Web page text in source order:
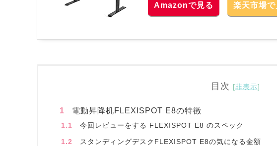
Amazon 楽天市場
目次 [非表示]
1 電動昇降机FLEXISPOT E8の特徴
1.1 今回レビューをする FLEXISPOT E8 のスペック
1.2 スタンディングデスクFLEXISPOT E8の気になる金額